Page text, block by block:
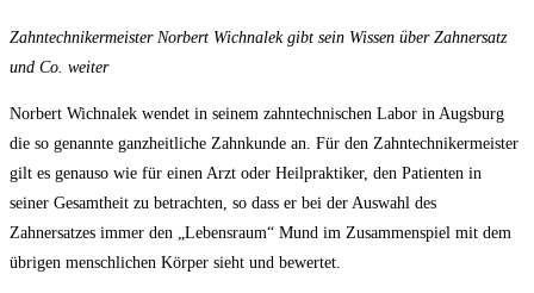
Zahntechnikermeister Norbert Wichnalek gibt sein Wissen über Zahnersatz
und Co. weiter
Norbert Wichnalek wendet in seinem zahntechnischen Labor in Augsburg
die so genannte ganzheitliche Zahnkunde an. Für den Zahntechnikermeister
gilt es genauso wie für einen Arzt oder Heilpraktiker, den Patienten in
seiner Gesamtheit zu betrachten, so dass er bei der Auswahl des
Zahnersatzes immer den „Lebensraum“ Mund im Zusammenspiel mit dem
übrigen menschlichen Körper sieht und bewertet.